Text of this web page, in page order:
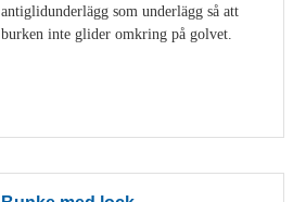
antiglidunderlägg som underlägg så att
burken inte glider omkring på golvet.